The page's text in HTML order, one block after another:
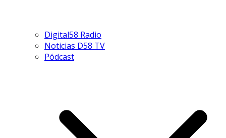
Digital58 Radio
Noticias D58 TV
Pódcast